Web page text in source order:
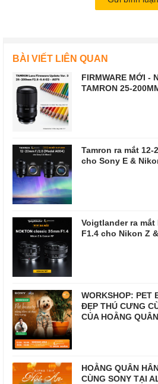
BÀI VIẾT LIÊN QUAN
FIRMWARE MỚI -
TAMRON 25-
Tamron ra mắt 12-
cho Sony E &
Voigtlander ra mắt
F1.4 cho Nikon Z
WORKSHOP: PET
ĐẸP THÚ CƯNG
CỦA HOẰNG QUÂN
HOẰNG QUÂN
CÙNG SONY TẠI